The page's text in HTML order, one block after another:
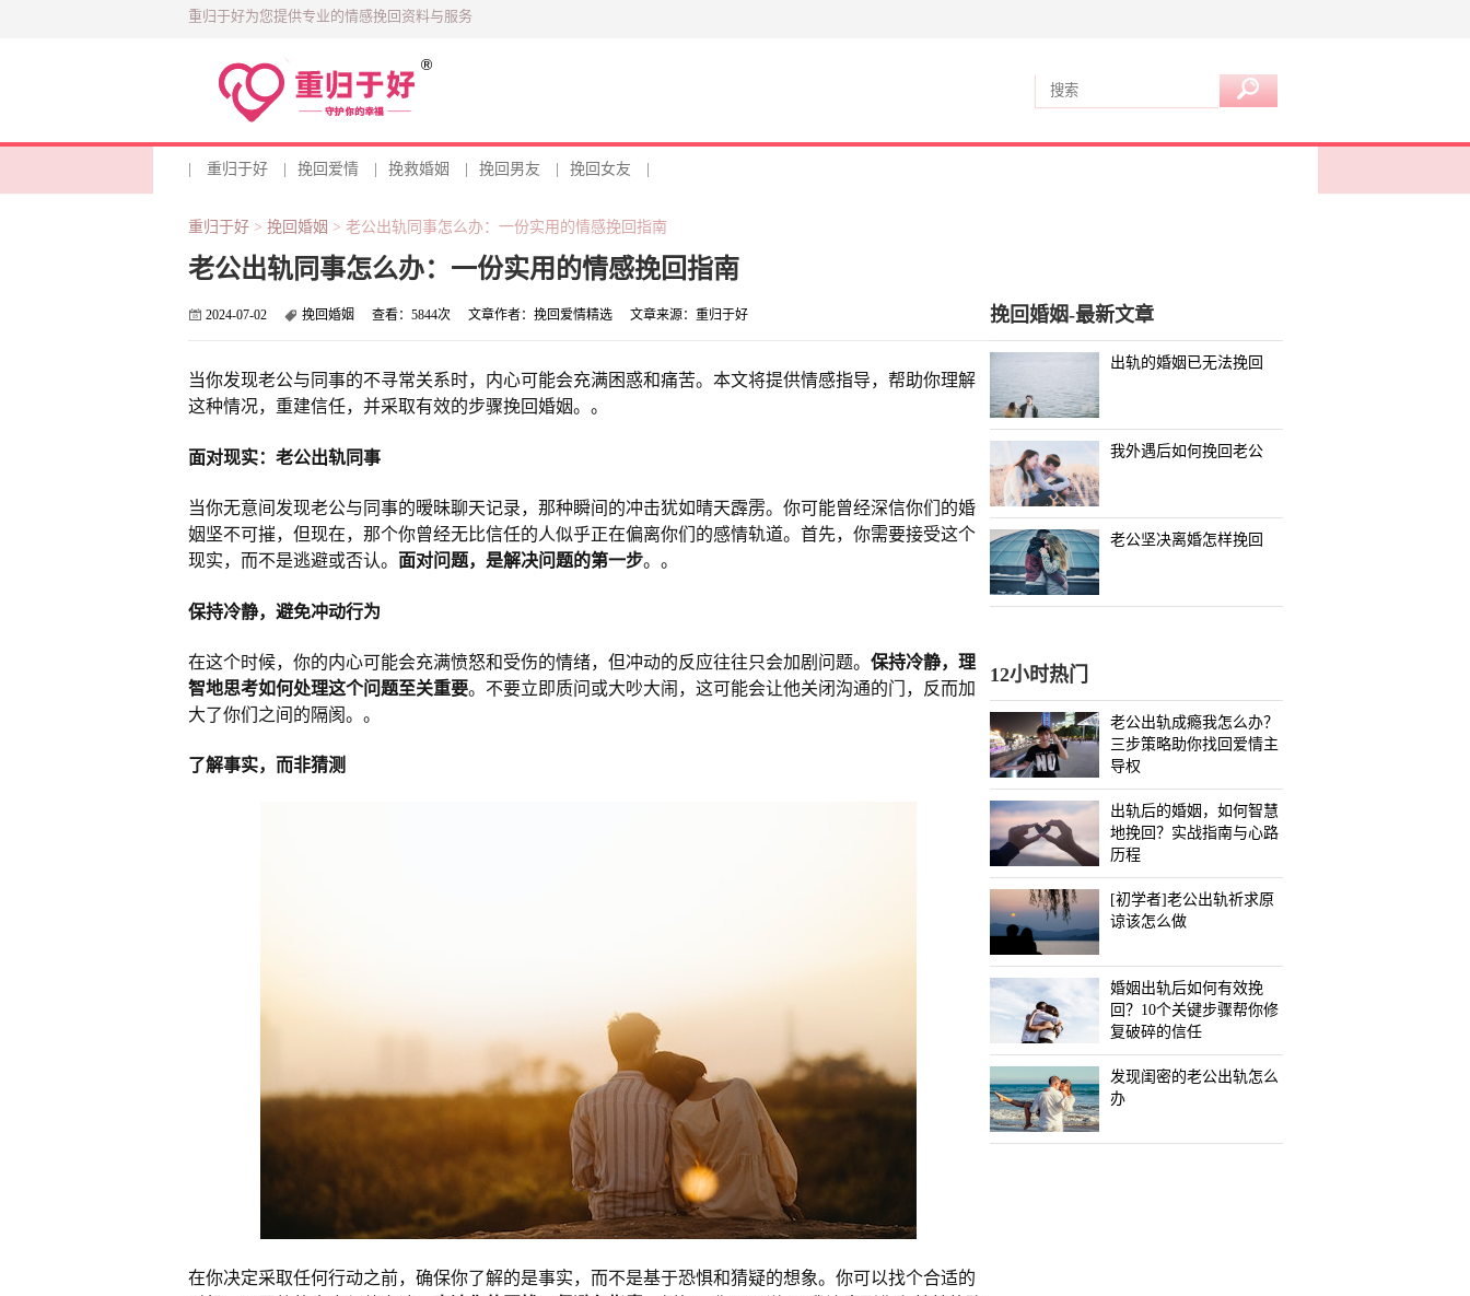
重归于好为您提供专业的情感挽回资料与服务
重归于好 挽回爱情 挽救婚姻 挽回男友 挽回女友
重归于好> 挽回婚姻 > 老公出轨同事怎么办：一份实用的情感挽回指南
老公出轨同事怎么办：一份实用的情感挽回指南
2024-07-02 挽回婚姻 查看： 5844次 文章作者： 挽回爱情精选 文章来源： 重归于好
当你发现老公与同事的不寻常关系时，内心可能会充满困惑和痛苦。本文将提供情感指导，帮助你理解
这种情况，重建信任，并采取有效的步骤挽回婚姻。。
面对现实：老公出轨同事
当你无意间发现老公与同事的暧昧聊天记录，那种瞬间的冲击犹如晴天霹雳。你可能曾经深信你们的婚
姻坚不可摧，但现在，那个你曾经无比信任的人似乎正在偏离你们的感情轨道。首先，你需要接受这个
现实，而不是逃避或否认。 面对问题，是解决问题的第一步。。
保持冷静，避免冲动行为
在这个时候，你的内心可能会充满愤怒和受伤的情绪，但冲动的反应往往只会加剧问题。 保持冷静，理
智地思考如何处理这个问题至关重要。不要立即质问或大吵大闹，这可能会让他关闭沟通的门，反而加
大了你们之间的隔阂。。
了解事实，而非猜测
在你决定采取任何行动之前，确保你了解的是事实，而不是基于恐惧和猜疑的想象。你可以找个合适的
挽回婚姻-最新文章
出轨的婚姻已无法挽回
我外遇后如何挽回老公
老公坚决离婚怎样挽回
12小时热门
老公出轨成瘾我怎么办？
三步策略助你找回爱情主
导权
出轨后的婚姻，如何智慧
地挽回？实战指南与心路
历程
[初学者]老公出轨祈求原
谅该怎么做
婚姻出轨后如何有效挽
回？10个关键步骤帮你修
复破碎的信任
发现闺密的老公出轨怎么
办